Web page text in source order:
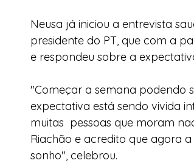
Nota de Pesar Segurança
Juventude Datas Comemorativas
Neusa já iniciou a entrevista
presidente do PT, que com a
e respondeu sobre a
"Começar a semana podendo
expectativa está sendo vivida
muitas  pessoas que moram
Riachão e acredito que agora
sonho", celebrou.